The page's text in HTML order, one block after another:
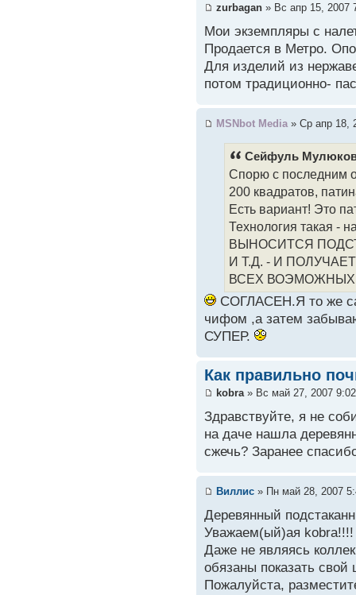
zurbagan » Вс апр 15, 2007
Мои экземпляры с
Продается в Метро.
Для изделий из
потом традиционно-
MSNbot Media » Ср апр 18,
Сейфуль
Спорю с последним
200 квадратов,
Есть вариант! Это
Технология такая -
ВЫНОСИТСЯ
И Т.Д. - И
ВСЕХ ВОЭМОЖНЫХ
СОГЛАСЕН.Я то же
чифом ,а затем
СУПЕР.
Как правильно
kobra» Вс май 27, 2007
Здравствуйте, я не
на даче нашла
сжечь? Заранее
Виллис » Пн май 28, 2007
Деревянный
Уважаем(ый)ая kobra!!!!
Даже не являясь
обязаны показать
Пожалуйста,